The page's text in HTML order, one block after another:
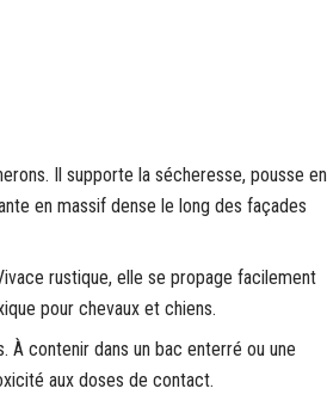
Il supporte la sécheresse, pousse en
en massif dense le long des façades
rustique, elle se propage facilement
pour chevaux et chiens.
À contenir dans un bac enterré ou une
aux doses de contact.